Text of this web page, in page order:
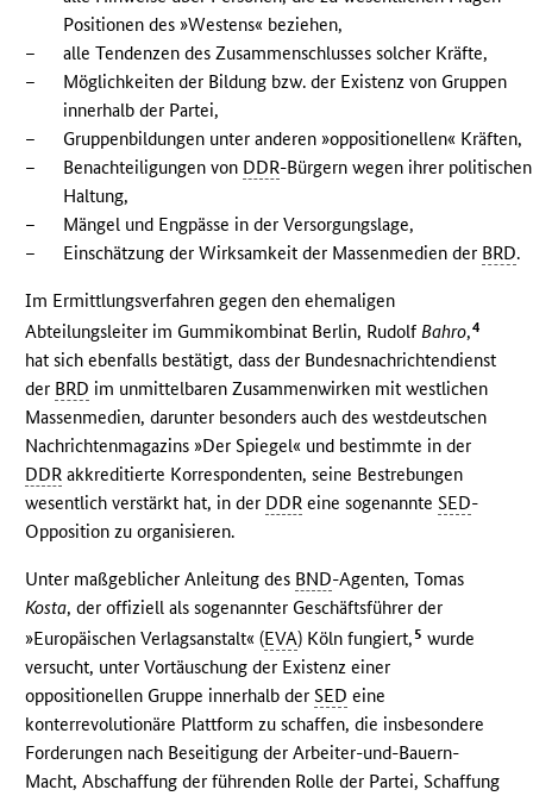
Positionen des »Westens« beziehen,
–
alle Tendenzen des Zusammenschlusses solcher Kräfte,
–
Möglichkeiten der Bildung bzw. der Existenz von Gruppen
innerhalb der Partei,
–
Gruppenbildungen unter anderen »oppositionellen« Kräften,
–
Benachteiligungen von DDR-Bürgern wegen ihrer politischen
Haltung,
–
Mängel und Engpässe in der Versorgungslage,
–
Einschätzung der Wirksamkeit der Massenmedien der BRD.
Im Ermittlungsverfahren gegen den ehemaligen
Abteilungsleiter im Gummikombinat Berlin, Rudolf Bahro,4
hat sich ebenfalls bestätigt, dass der Bundesnachrichtendienst
der BRD im unmittelbaren Zusammenwirken mit westlichen
Massenmedien, darunter besonders auch des westdeutschen
Nachrichtenmagazins »Der Spiegel« und bestimmte in der
DDR akkreditierte Korrespondenten, seine Bestrebungen
wesentlich verstärkt hat, in der DDR eine sogenannteSED-
Opposition zu organisieren.
Unter maßgeblicher Anleitung des BND-Agenten, Tomas
Kosta, der offiziell als sogenannter Geschäftsführer der
»Europäischen Verlagsanstalt« (EVA) Köln fungiert, 5 wurde
versucht, unter Vortäuschung der Existenz einer
oppositionellen Gruppe innerhalb derSED eine
konterrevolutionäre Plattform zu schaffen, die insbesondere
Forderungen nach Beseitigung der Arbeiter-und-Bauern-
Macht, Abschaffung der führenden Rolle der Partei, Schaffung